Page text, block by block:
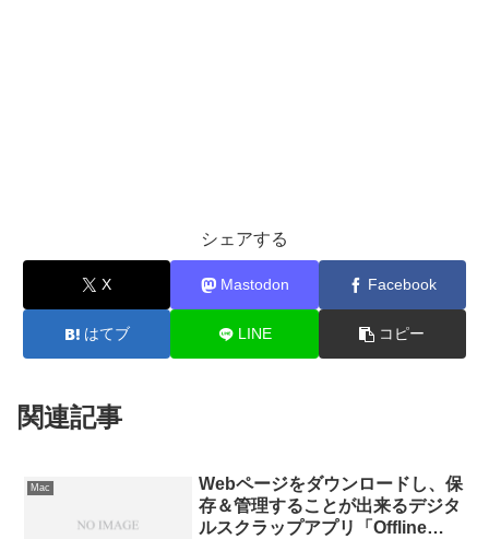
シェアする
X Mastodon Facebook
はてブ LINE コピー
関連記事
Mac
Webページをダウンロードし、保
存＆管理することが出来るデジタ
ルスクラップアプリ「Offline